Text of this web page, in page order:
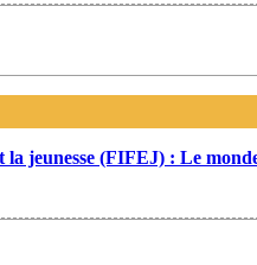
jeunesse (FIFEJ) : Le